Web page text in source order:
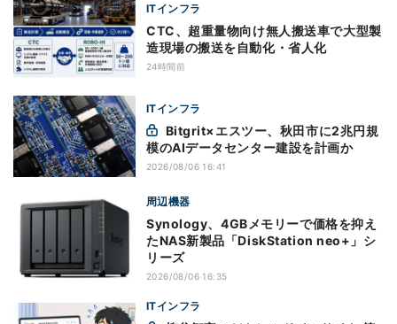
ITインフラ
CTC、超重量物向け無人搬送車で大型製
造現場の搬送を自動化・省人化
24時間前
ITインフラ
模のAIデータセンター建設を計画か
2026/08/06 16:41
周辺機器
Synology、4GBメモリーで価格を抑え
たNAS新製品「DiskStation neo+」シ
リーズ
2026/08/06 16:35
ITインフラ